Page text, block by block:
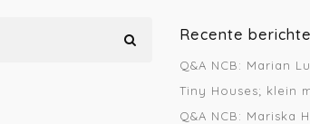
Recente
Q&A NCB: Marian
Tiny Houses; klein
Q&A NCB: Mariska